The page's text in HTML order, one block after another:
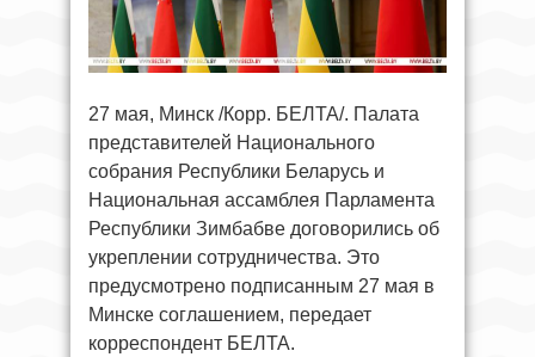
27 мая, Минск /Корр. БЕЛТА/. Палата
представителей Национального
собрания Республики Беларусь и
Национальная ассамблея Парламента
Республики Зимбабве договорились об
укреплении сотрудничества. Это
предусмотрено подписанным 27 мая в
Минске соглашением, передает
корреспондент БЕЛТА.